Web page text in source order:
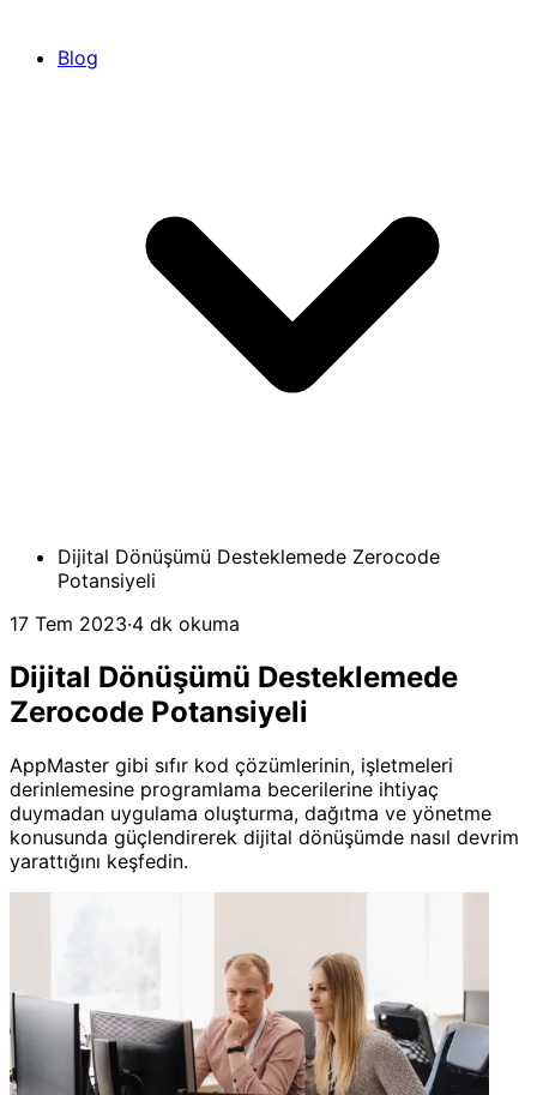
Blog
Dijital Dönüşümü Desteklemede Zerocode
Potansiyeli
17 Tem 2023·4 dk okuma
Dijital Dönüşümü Desteklemede
Zerocode Potansiyeli
AppMaster gibi sıfır kod çözümlerinin, işletmeleri
derinlemesine programlama becerilerine ihtiyaç
duymadan uygulama oluşturma, dağıtma ve yönetme
konusunda güçlendirerek dijital dönüşümde nasıl devrim
yarattığını keşfedin.